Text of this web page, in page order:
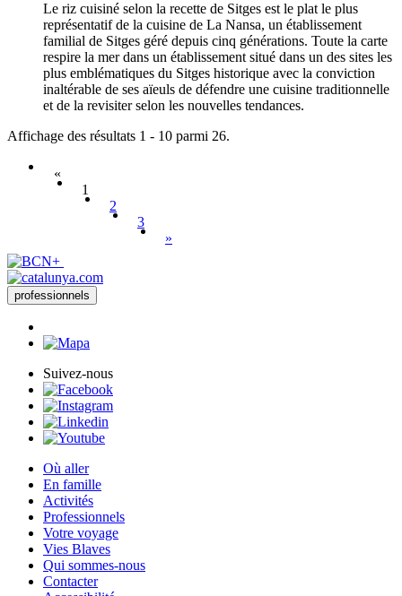
Le riz cuisiné selon la recette de Sitges est le plat le plus
représentatif de la cuisine de La Nansa, un établissement
familial de Sitges géré depuis cinq générations. Toute la carte
respire la mer dans un établissement situé dans un des sites les
plus emblématiques du Sitges historique avec la conviction
inaltérable de ses aïeuls de défendre une cuisine traditionnelle
et de la revisiter selon les nouvelles tendances.
Affichage des résultats 1 - 10 parmi 26.
«
1
2
3
»
professionnels
Suivez-nous
Où aller
En famille
Activités
Professionnels
Votre voyage
Vies Blaves
Qui sommes-nous
Contacter